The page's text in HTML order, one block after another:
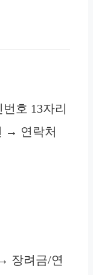
호 13자리
→ 연락처
장려금/연